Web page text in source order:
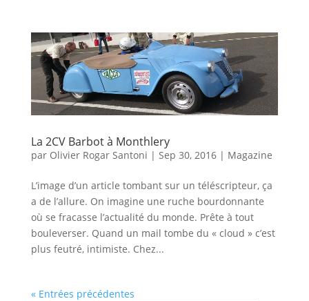
La 2CV Barbot à Monthlery
par Olivier Rogar Santoni | Sep 30, 2016| Magazine
L’image d’un article tombant sur un téléscripteur, ça
a de l’allure. On imagine une ruche bourdonnante
où se fracasse l’actualité du monde. Prête à tout
bouleverser. Quand un mail tombe du « cloud » c’est
plus feutré, intimiste. Chez...
« Entrées précédentes